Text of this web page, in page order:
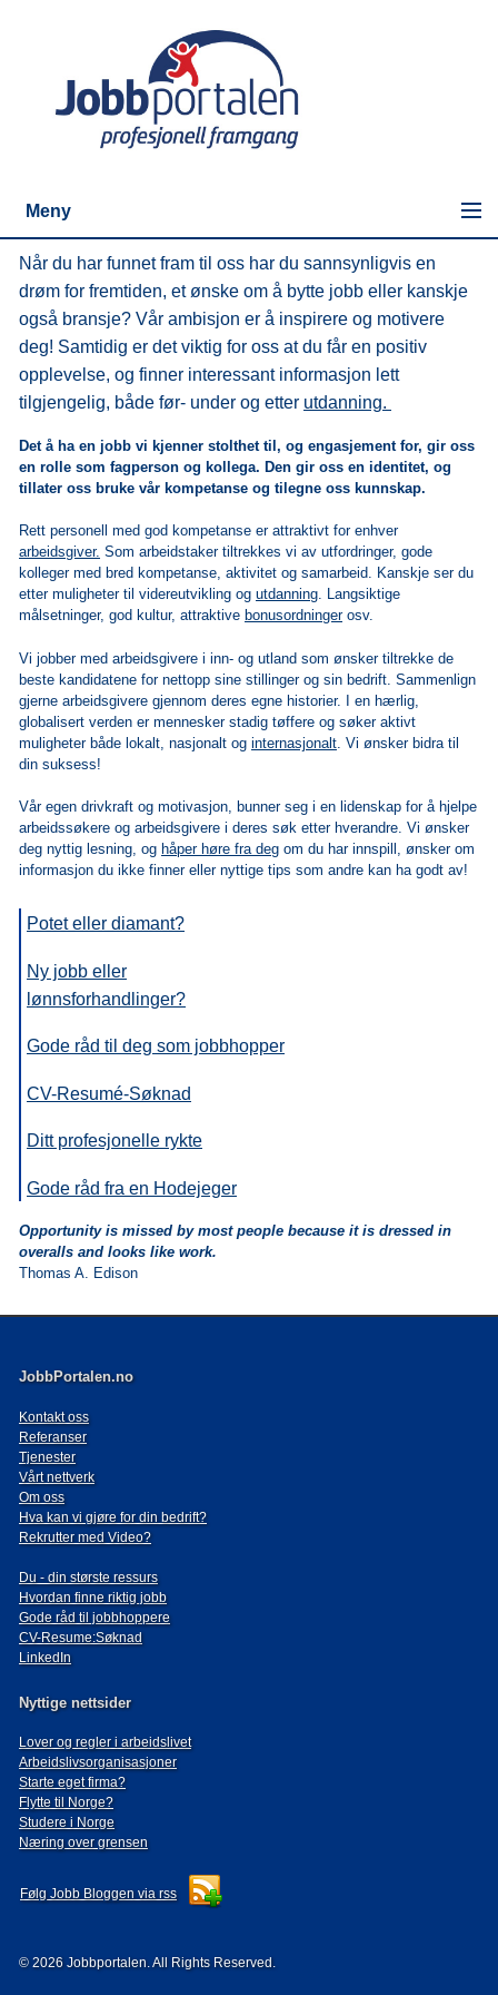
Meny
Når du har funnet fram til oss har du sannsynligvis en
drøm for fremtiden, et ønske om å bytte jobb eller kanskje
også bransje? Vår ambisjon er å inspirere og motivere
deg! Samtidig er det viktig for oss at du får en positiv
opplevelse, og finner interessant informasjon lett
tilgjengelig, både før- under og etter utdanning.
Det å ha en jobb vi kjenner stolthet til, og engasjement for, gir oss
en rolle som fagperson og kollega. Den gir oss en identitet, og
tillater oss bruke vår kompetanse og tilegne oss kunnskap.
Rett personell med god kompetanse er attraktivt for enhver
arbeidsgiver. Som arbeidstaker tiltrekkes vi av utfordringer, gode
kolleger med bred kompetanse, aktivitet og samarbeid. Kanskje ser du
etter muligheter til videreutvikling ogutdanning. Langsiktige
målsetninger, god kultur, attraktive bonusordningerosv.
Vi jobber med arbeidsgivere i inn- og utland som ønsker tiltrekke de
beste kandidatene for nettopp sine stillinger og sin bedrift. Sammenlign
gjerne arbeidsgivere gjennom deres egne historier. I en hærlig,
globalisert verden er mennesker stadig tøffere og søker aktivt
muligheter både lokalt, nasjonalt oginternasjonalt . Vi ønsker bidra til
din suksess!
Vår egen drivkraft og motivasjon, bunner seg i en lidenskap for å hjelpe
arbeidssøkere og arbeidsgivere i deres søk etter hverandre. Vi ønsker
deg nyttig lesning, og håper høre fra deg om du har innspill, ønsker om
informasjon du ikke finner eller nyttige tips som andre kan ha godt av!
Potet eller diamant?
Ny jobb eller
lønnsforhandlinger?
Gode råd til deg som jobbhopper
CV-Resumé-Søknad
Ditt profesjonelle rykte
Gode råd fra en Hodejeger
Opportunity is missed by most people because it is dressed in
overalls and looks like work.
Thomas A. Edison
JobbPortalen.no
Kontakt oss
Referanser
Tjenester
Vårt nettverk
Om oss
Hva kan vi gjøre for din bedrift?
Rekrutter med Video?
Du - din største ressurs
Hvordan finne riktig jobb
Gode råd til jobbhoppere
CV-Resume:Søknad
LinkedIn
Nyttige nettsider
Lover og regler i arbeidslivet
Arbeidslivsorganisasjoner
Starte eget firma?
Flytte til Norge?
Studere i Norge
Næring over grensen
Følg Jobb Bloggen via rss
© 2026 Jobbportalen. All Rights Reserved.